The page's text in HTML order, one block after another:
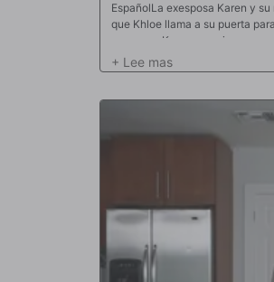
EspañolLa exesposa Karen y
que Khloe llama a su puerta
exesposa Karen no quiere,
exesposa Karen no pudo evitar
de química, la exesposa Karen
pasa mucho tiempo antes de
energía aquí que no podrías